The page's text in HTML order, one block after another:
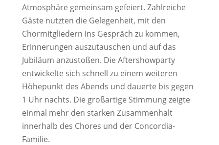
Atmosphäre gemeinsam gefeiert. Zahlreiche
Gäste nutzten die Gelegenheit, mit den
Chormitgliedern ins Gespräch zu kommen,
Erinnerungen auszutauschen und auf das
Jubiläum anzustoßen. Die Aftershowparty
entwickelte sich schnell zu einem weiteren
Höhepunkt des Abends und dauerte bis gegen
1 Uhr nachts. Die großartige Stimmung zeigte
einmal mehr den starken Zusammenhalt
innerhalb des Chores und der Concordia-
Familie.